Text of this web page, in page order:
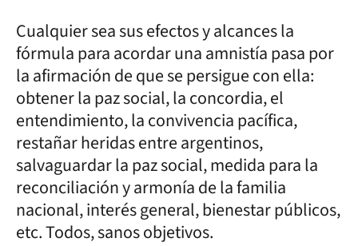
Cualquier sea sus efectos y alcances la
fórmula para acordar una amnistía pasa por
la afirmación de que se persigue con ella:
obtener la paz social, la concordia, el
entendimiento, la convivencia pacífica,
restañar heridas entre argentinos,
salvaguardar la paz social, medida para la
reconciliación y armonía de la familia
nacional, interés general, bienestar públicos,
etc. Todos, sanos objetivos.